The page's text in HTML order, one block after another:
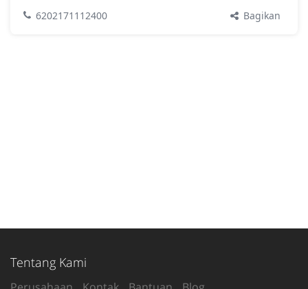
6202171112400 Bagikan
Tentang Kami